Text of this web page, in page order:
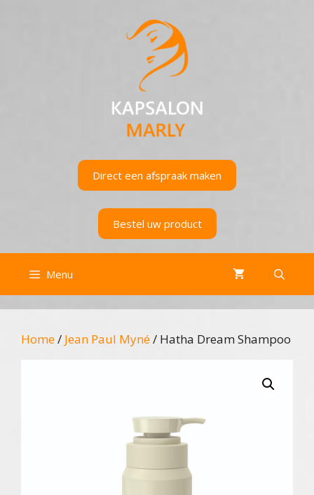
Direct een afspraak maken
Bestel uw product
Menu
Home/ Jean Paul Myné/ Hatha Dream Shampoo